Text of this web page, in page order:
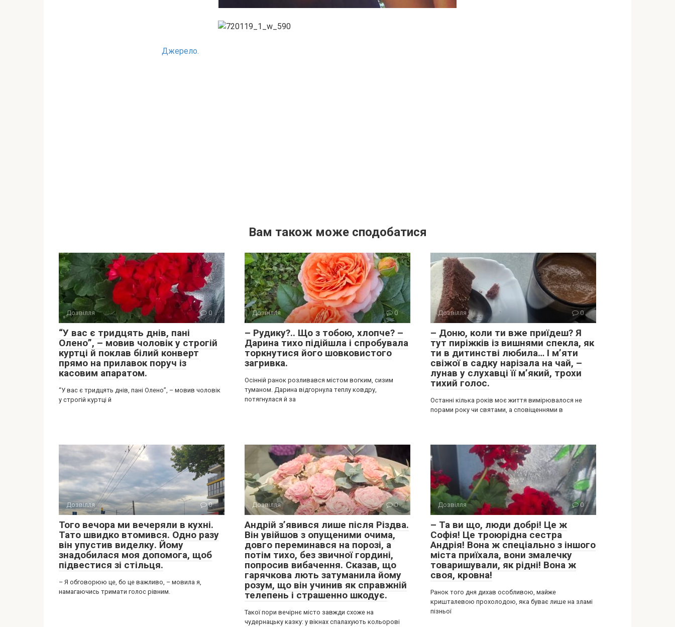
Джерело.
Вам також може сподобатися
Дозвілля 0
“У вас є тридцять днів, пані
Олено”, – мовив чоловік у строгій
куртці й поклав білий конверт
прямо на прилавок поруч із
касовим апаратом.
“У вас є тридцять днів, пані Олено”, – мовив чоловік
у строгій куртці й
Дозвілля 0
– Рудику?.. Що з тобою, хлопче? –
Дарина тихо підійшла і спробувала
торкнутися його шовковистого
загривка.
Осінній ранок розливався містом вогким, сизим
туманом. Дарина відгорнула теплу ковдру,
потягнулася й за
Дозвілля 0
– Доню, коли ти вже приїдеш? Я
тут пиріжків із вишнями спекла, як
ти в дитинстві любила… І м’яти
свіжої в садку нарізала на чай, –
лунав у слухавці її м’який, трохи
тихий голос.
Останні кілька років моє життя вимірювалося не
порами року чи святами, а сповіщеннями в
Дозвілля 0
Того вечора ми вечеряли в кухні.
Тато швидко втомився. Одно разу
він упустив виделку. Йому
знадобилася моя допомога, щоб
підвестися зі стільця.
– Я обговорюю це, бо це важливо, – мовила я,
намагаючись тримати голос рівним.
Дозвілля 0
Андрій з’явився лише після Різдва.
Він увійшов з опущеними очима,
довго переминався на порозі, а
потім тихо, без звичної гордині,
попросив вибачення. Сказав, що
гарячкова лють затуманила йому
розум, що він учинив як справжній
телепень і страшенно шкодує.
Такої пори вечірнє місто завжди схоже на
чудернацьку казку: у вікнах спалахують кольорові
Дозвілля 0
– Та ви що, люди добрі! Це ж
Софія! Це троюрідна сестра
Андрія! Вона ж спеціально з іншого
міста приїхала, вони змалечку
товаришували, як рідні! Вона ж
своя, кровна!
Ранок того дня дихав особливою, майже
кришталевою прохолодою, яка буває лише на зламі
пізньої